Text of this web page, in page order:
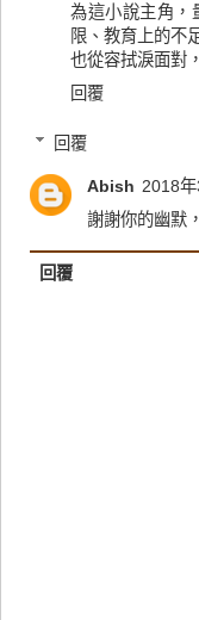
為這小說主角，
限、教育上的不
也從容拭淚面對
回覆
回覆
Abish 2018
謝謝你的幽默
回覆